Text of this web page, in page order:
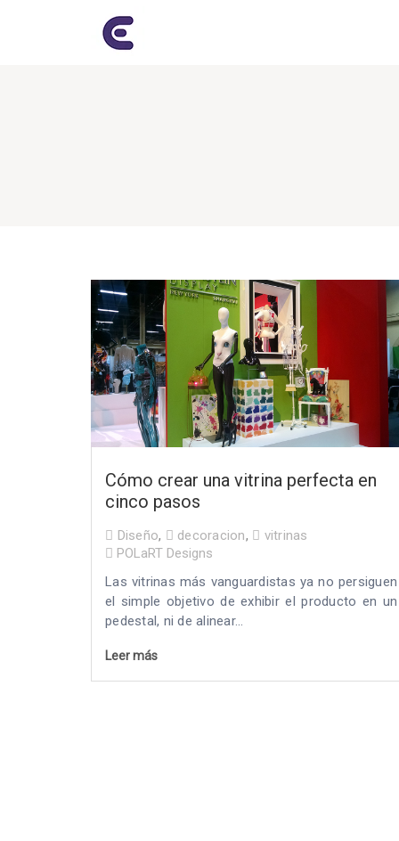
Cómo crear una vitrina perfecta en
cinco pasos
Diseño, decoracion,
vitrinas
POLaRT Designs
Las vitrinas más vanguardistas ya no persiguen
el simple objetivo de exhibir el producto en un
pedestal, ni de alinear...
Leer más